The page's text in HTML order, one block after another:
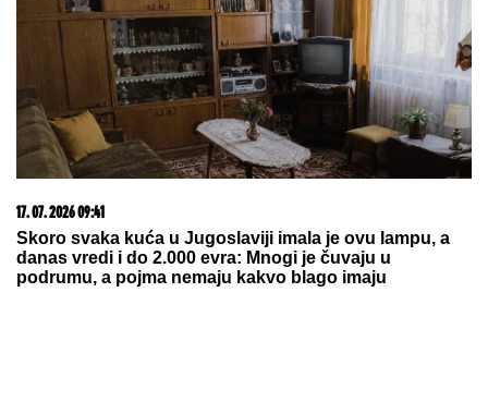
17. 07. 2026 09:41
Skoro svaka kuća u Jugoslaviji imala je ovu lampu, a
danas vredi i do 2.000 evra: Mnogi je čuvaju u
podrumu, a pojma nemaju kakvo blago imaju